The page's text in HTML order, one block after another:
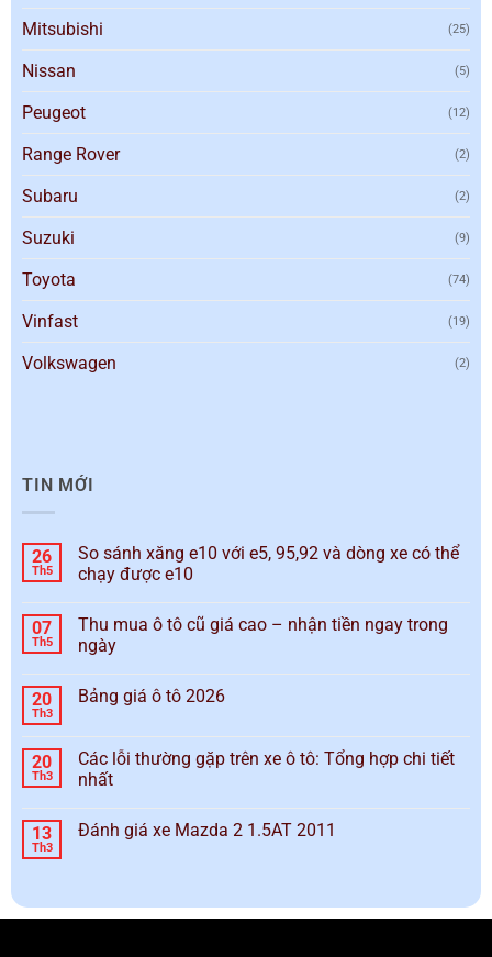
Mitsubishi (25)
Nissan (5)
Peugeot (12)
Range Rover (2)
Subaru (2)
Suzuki (9)
Toyota (74)
Vinfast (19)
Volkswagen (2)
TIN MỚI
26
Th5
So sánh xăng e10 với e5, 95,92 và dòng xe có thể
chạy được e10
07
Th5
Thu mua ô tô cũ giá cao – nhận tiền ngay trong
ngày
20
Th3
Bảng giá ô tô 2026
20
Th3
Các lỗi thường gặp trên xe ô tô: Tổng hợp chi tiết
nhất
13
Th3
Đánh giá xe Mazda 2 1.5AT 2011